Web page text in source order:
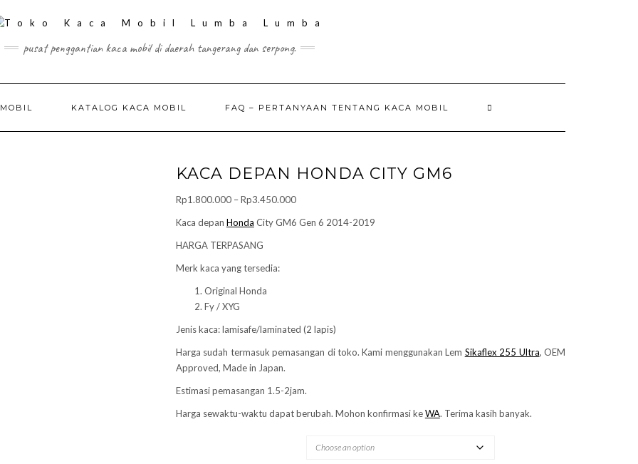
pusat penggantian kaca mobil di daerah tangerang dan serpong.
KATALOG KACA MOBIL FAQ – PERTANYAAN TENTANG KACA MOBIL
KACA DEPAN HONDA CITY GM6
Rp1.800.000 –Rp3.450.000Price
Kaca depan Honda City GM6 Gen 6 2014-2019
HARGA TERPASANG
Merk kaca yang tersedia:
Original Honda
Fy / XYG
Jenis kaca: lamisafe/laminated (2 lapis)
Harga sudah termasuk pemasangan di toko. Kami menggunakan Lem Sikaflex 255 Ultra, OEM
Approved, Made in Japan.
Estimasi pemasangan 1.5-2jam.
Harga sewaktu-waktu dapat berubah. Mohon konfirmasi keWA. Terima kasih banyak.